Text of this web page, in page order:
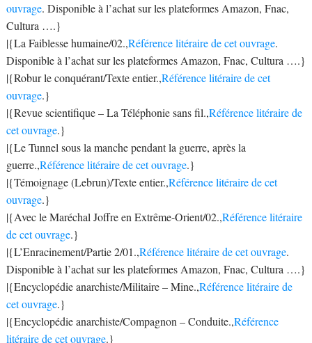
ouvrage. Disponible à l’achat sur les plateformes Amazon, Fnac,
Cultura ….}
|{La Faiblesse humaine/02.,Référence litéraire de cet ouvrage.
Disponible à l’achat sur les plateformes Amazon, Fnac, Cultura ….}
|{Robur le conquérant/Texte entier.,Référence litéraire de cet
ouvrage.}
|{Revue scientifique – La Téléphonie sans fil.,Référence litéraire de
cet ouvrage.}
|{Le Tunnel sous la manche pendant la guerre, après la
guerre.,Référence litéraire de cet ouvrage.}
|{Témoignage (Lebrun)/Texte entier.,Référence litéraire de cet
ouvrage.}
|{Avec le Maréchal Joffre en Extrême-Orient/02.,Référence litéraire
de cet ouvrage.}
|{L’Enracinement/Partie 2/01.,Référence litéraire de cet ouvrage.
Disponible à l’achat sur les plateformes Amazon, Fnac, Cultura ….}
|{Encyclopédie anarchiste/Militaire – Mine.,Référence litéraire de
cet ouvrage.}
|{Encyclopédie anarchiste/Compagnon – Conduite.,Référence
litéraire de cet ouvrage.}